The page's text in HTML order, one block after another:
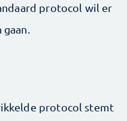
protocol wil er
protocol stemt